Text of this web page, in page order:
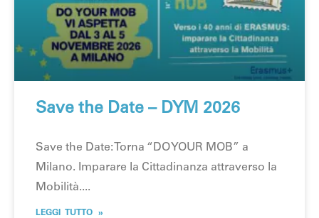
Save the Date – DYM 2026
Save the Date: Torna “DO YOUR MOB” a
Milano. Imparare la Cittadinanza attraverso la
Mobilità.
LEGGI TUTTO »